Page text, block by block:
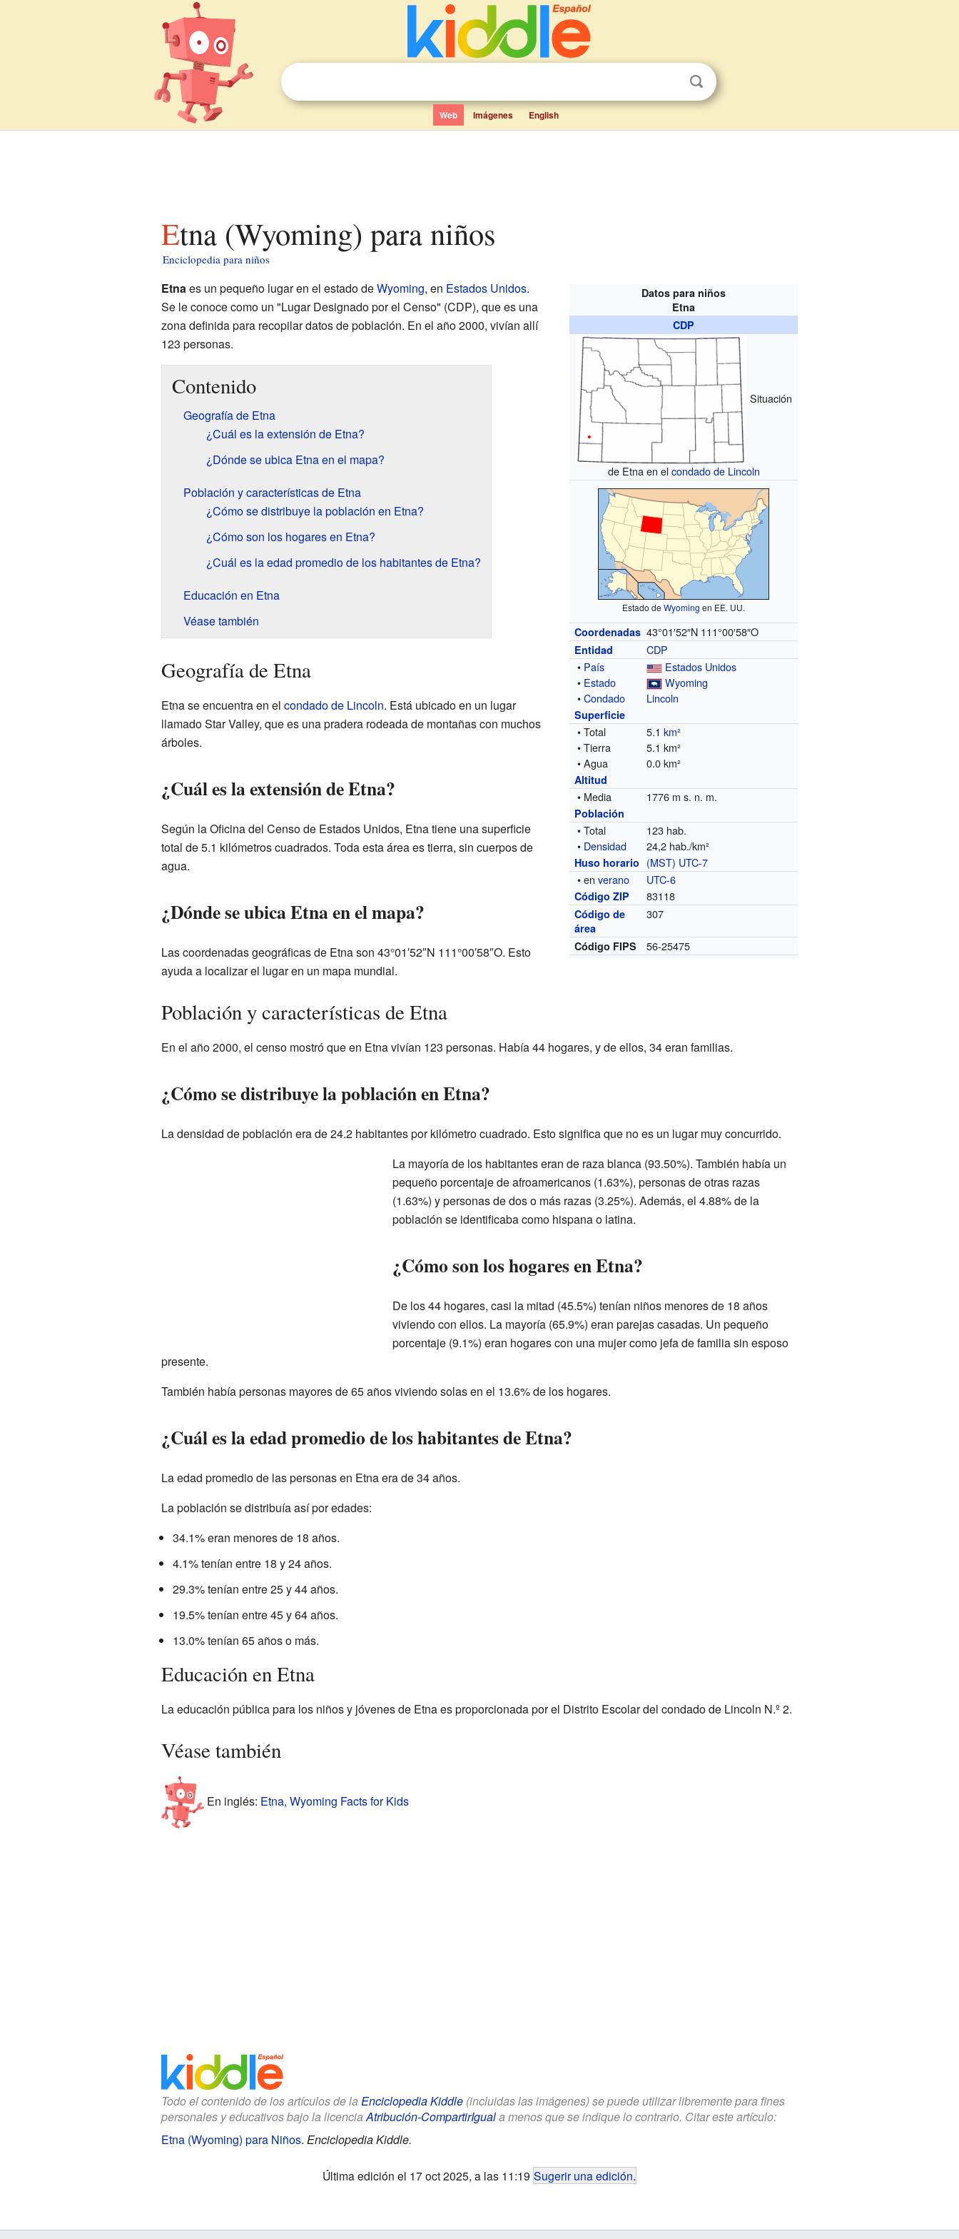
Web Imágenes English
Etna (Wyoming) para niños
Enciclopedia para niños
Datos para niños
Etna
CDP
Situación
de Etna en elcondado de Lincoln
Estado deWyoming en EE. UU.
Coordenadas 43°01′52″N 111°00′58″O
Entidad
CDP
• País
Estados Unidos
• Estado
Wyoming
•Condado Lincoln
Superficie
• Total 5.1km²
• Tierra
5.1 km²
• Agua
0.0 km²
Altitud
• Media 1776 m s. n. m.
Población
• Total
123 hab.
• Densidad 24,2 hab./km²
Huso horario (MST) UTC-7
• enverano UTC-6
Código ZIP 83118
Código de
área
307
Código FIPS 56-25475
Etnaes un pequeño lugar en el estado deWyoming, en Estados Unidos.
Se le conoce como un "Lugar Designado por el Censo" (CDP), que es una
zona definida para recopilar datos de población. En el año 2000, vivían allí
123 personas.
Contenido
Geografía de Etna
¿Cuál es la extensión de Etna?
¿Dónde se ubica Etna en el mapa?
Población y características de Etna
¿Cómo se distribuye la población en Etna?
¿Cómo son los hogares en Etna?
¿Cuál es la edad promedio de los habitantes de Etna?
Educación en Etna
Véase también
Geografía de Etna
Etna se encuentra en el condado de Lincoln. Está ubicado en un lugar
llamado Star Valley, que es una pradera rodeada de montañas con muchos
árboles.
¿Cuál es la extensión de Etna?
Según la Oficina del Censo de Estados Unidos, Etna tiene una superficie
total de 5.1 kilómetros cuadrados. Toda esta área es tierra, sin cuerpos de
agua.
¿Dónde se ubica Etna en el mapa?
Las coordenadas geográficas de Etna son 43°01′52″N 111°00′58″O. Esto
ayuda a localizar el lugar en un mapa mundial.
Población y características de Etna
En el año 2000, el censo mostró que en Etna vivían 123 personas. Había 44 hogares, y de ellos, 34 eran familias.
¿Cómo se distribuye la población en Etna?
La densidad de población era de 24.2 habitantes por kilómetro cuadrado. Esto significa que no es un lugar muy concurrido.
La mayoría de los habitantes eran de raza blanca (93.50%). También había un
pequeño porcentaje de afroamericanos (1.63%), personas de otras razas
(1.63%) y personas de dos o más razas (3.25%). Además, el 4.88% de la
población se identificaba como hispana o latina.
¿Cómo son los hogares en Etna?
De los 44 hogares, casi la mitad (45.5%) tenían niños menores de 18 años
viviendo con ellos. La mayoría (65.9%) eran parejas casadas. Un pequeño
porcentaje (9.1%) eran hogares con una mujer como jefa de familia sin esposo
presente.
También había personas mayores de 65 años viviendo solas en el 13.6% de los hogares.
¿Cuál es la edad promedio de los habitantes de Etna?
La edad promedio de las personas en Etna era de 34 años.
La población se distribuía así por edades:
34.1% eran menores de 18 años.
4.1% tenían entre 18 y 24 años.
29.3% tenían entre 25 y 44 años.
19.5% tenían entre 45 y 64 años.
13.0% tenían 65 años o más.
Educación en Etna
La educación pública para los niños y jóvenes de Etna es proporcionada por el Distrito Escolar del condado de Lincoln N.º 2.
Véase también
En inglés: Etna, Wyoming Facts for Kids
Todo el contenido de los artículos de la Enciclopedia Kiddle(incluidas las imágenes) se puede utilizar libremente para fines
personales y educativos bajo la licenciaAtribución-CompartirIguala menos que se indique lo contrario. Citar este artículo:
Etna (Wyoming) para Niños. Enciclopedia Kiddle.
Última edición el 17 oct 2025, a las 11:19 Sugerir una edición.